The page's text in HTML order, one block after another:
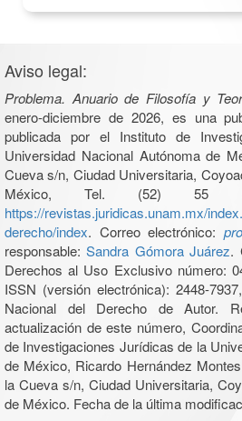
Aviso legal:
Problema. Anuario de Filosofía y
enero-diciembre de 2026, es una
publicada por el Instituto de
Universidad Nacional Autónoma de
Cueva s/n, Ciudad Universitaria,
México, Tel. (52)
https://revistas.juridicas.unam.mx/
derecho/index. Correo electrónico:
responsable:Sandra Gómora Juárez.
Derechos al Uso Exclusivo número:
ISSN (versión electrónica): 2448-
Nacional del Derecho de Autor.
actualización de este número,
de Investigaciones Jurídicas de la
de México, Ricardo Hernández
la Cueva s/n, Ciudad Universitaria,
de México. Fecha de la última